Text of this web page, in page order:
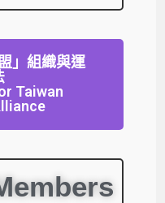
」組織與運
Taiwan